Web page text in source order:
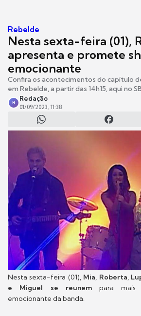
Rebelde
Nesta sexta-feira (01),
apresenta e promete
emocionante
Confira os acontecimentos do capítulo
em Rebelde, a partir das 14h15, aqui no
R
Redação
01/09/2023, 11:38
Nesta sexta-feira (01), Mia, Roberta,
e Miguel se reunempara mais
emocionante da banda.